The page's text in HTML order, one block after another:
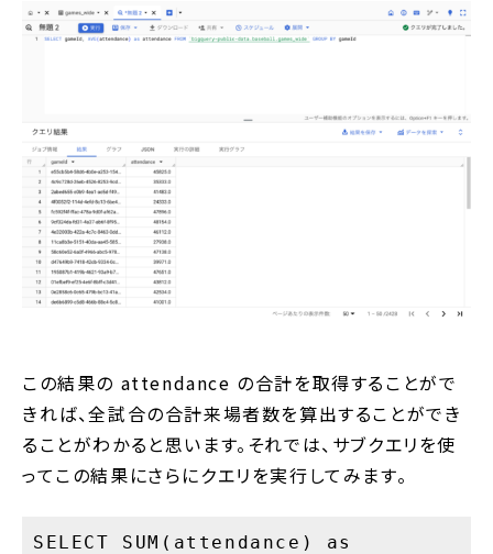
この結果の attendance の合計を取得することがで
きれば、全試合の合計来場者数を算出することができ
ることがわかると思います。それでは、サブクエリを使
ってこの結果にさらにクエリを実行してみます。
SELECT SUM(attendance) as